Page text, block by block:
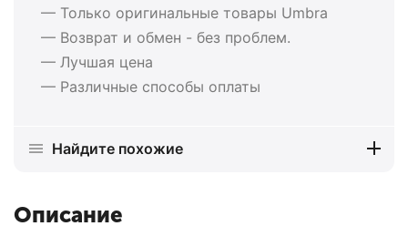
— Только оригинальные товары Umbra
— Возврат и обмен - без проблем.
— Лучшая цена
— Различные способы оплаты
Найдите похожие
Описание